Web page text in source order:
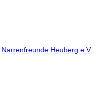
Narrenfreunde Heuberg e.V.